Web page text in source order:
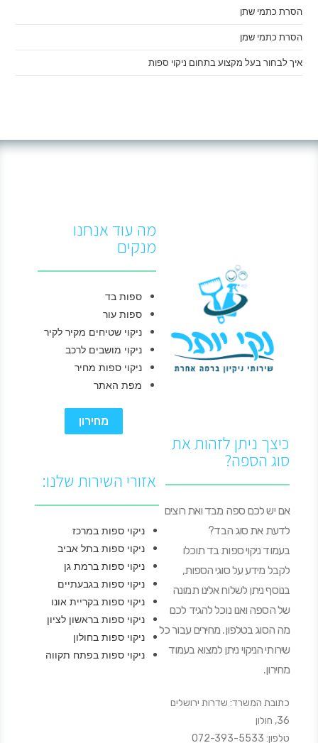
הסרת כתמי שתן
הסרת כתמי שמן
איך לבחור בעל מקצוע בתחום ניקוי ספות
מה עוד אנחנו
מנקים
ספות בד
ספות עור
ניקוי שטיחים מקיר לקיר
ניקוי מושבים לרכב
ניקוי ספות מחיר
מפת האתר
מחירון
כיצך ניתן לזהות את
סוג הספה?
אם יש לכם ספה מבד ואת רוצים
לדעת את סוג הבד?
בעמוד ניקוי ספות בד תוכלו
לקבל מידע על סוגי הספות,
בנוסף ניתן לשלוח אלינו תמונה
של הספה ואנו נוכל להגיד לכם
מה הסוג בטלפון. מחירים עבור כל
שירותי הניקוי ניתן למצוא בעמוד
מחירון.
כתובת המשרד: שדרות ירושלים
36, חולון
טלפון: 072-393-5533
אזורי השירות שלנו:
ניקוי ספות במרכז
ניקוי ספות בתל אביב
ניקוי ספות ברמת גן
ניקוי ספות בגבעתיים
ניקוי ספות בקריית אונו
ניקוי ספות בראשון לציון
ניקוי ספות בחולון
ניקוי ספות בפתח תקווה